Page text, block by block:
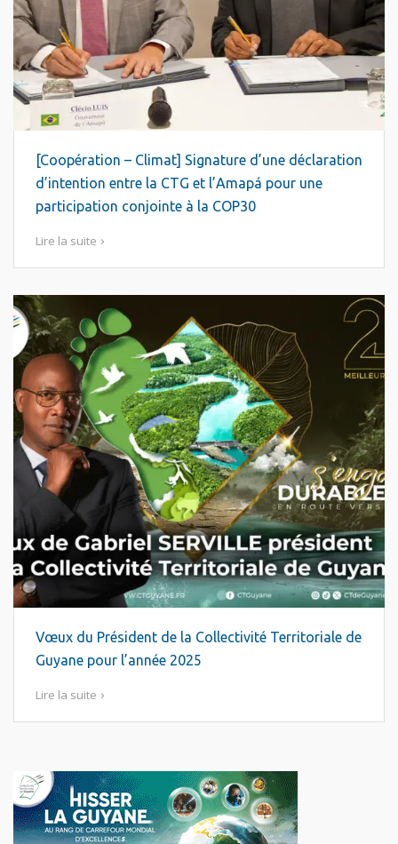
[Coopération – Climat] Signature d’une déclaration
d’intention entre la CTG et l’Amapá pour une
participation conjointe à la COP30
Lire la suite
Vœux du Président de la Collectivité Territoriale de
Guyane pour l’année 2025
Lire la suite